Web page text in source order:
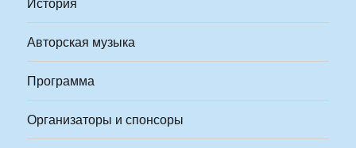
Авторская музыка
Программа
Организаторы и спонсоры